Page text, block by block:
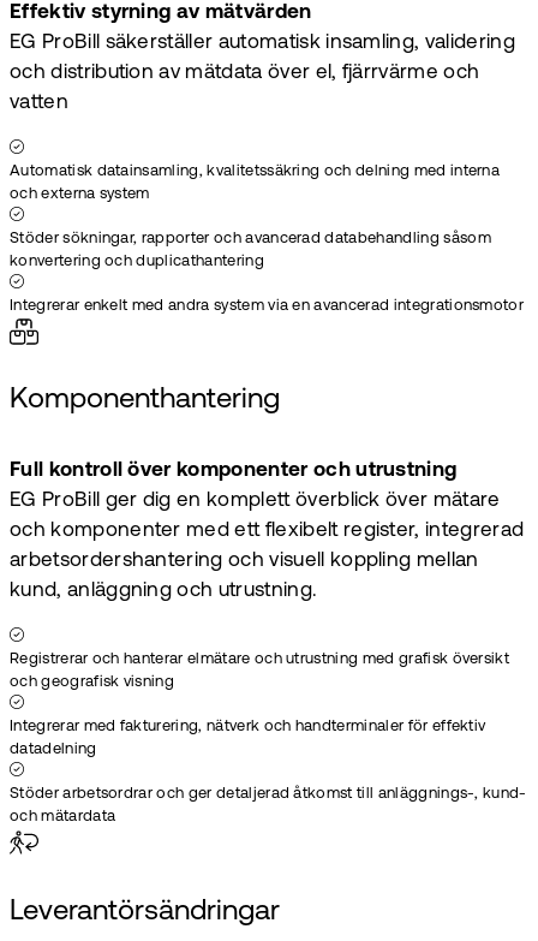
Effektiv styrning av mätvärden
EG ProBill säkerställer automatisk insamling, validering
och distribution av mätdata över el, fjärrvärme och
vatten
Automatisk datainsamling, kvalitetssäkring och delning med interna
och externa system
Stöder sökningar, rapporter och avancerad databehandling såsom
konvertering och duplicathantering
Integrerar enkelt med andra system via en avancerad integrationsmotor
Komponenthantering
Full kontroll över komponenter och utrustning
EG ProBill ger dig en komplett överblick över mätare
och komponenter med ett flexibelt register, integrerad
arbetsordershantering och visuell koppling mellan
kund, anläggning och utrustning.
Registrerar och hanterar elmätare och utrustning med grafisk översikt
och geografisk visning
Integrerar med fakturering, nätverk och handterminaler för effektiv
datadelning
Stöder arbetsordrar och ger detaljerad åtkomst till anläggnings-, kund-
och mätardata
Leverantörsändringar